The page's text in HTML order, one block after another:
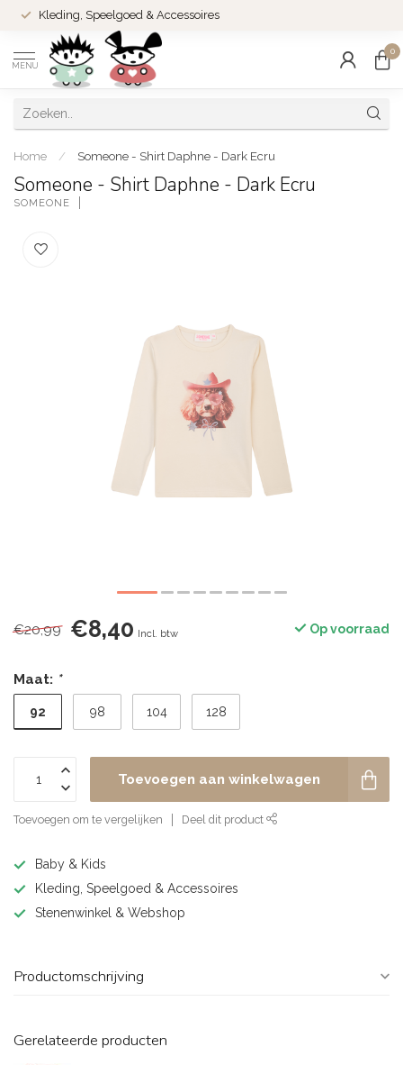
Kleding, Speelgoed & Accessoires
MENU
0
Home / Someone - Shirt Daphne - Dark Ecru
Someone - Shirt Daphne - Dark Ecru
SOMEONE
€20,99 €8,40 Incl. btw Op voorraad
Maat: *
92 98 104 128
Toevoegen aan winkelwagen
Toevoegen om te vergelijken Deel dit product
Baby & Kids
Kleding, Speelgoed & Accessoires
Stenenwinkel & Webshop
Productomschrijving
Gerelateerde producten